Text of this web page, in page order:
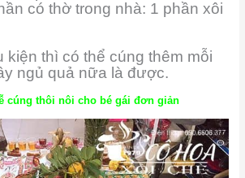
có thờ trong nhà: 1 phần xôi
kiện thì có thể cúng thêm mỗi
ngủ quả nữa là được.
cúng thôi nôi cho bé gái đơn giản